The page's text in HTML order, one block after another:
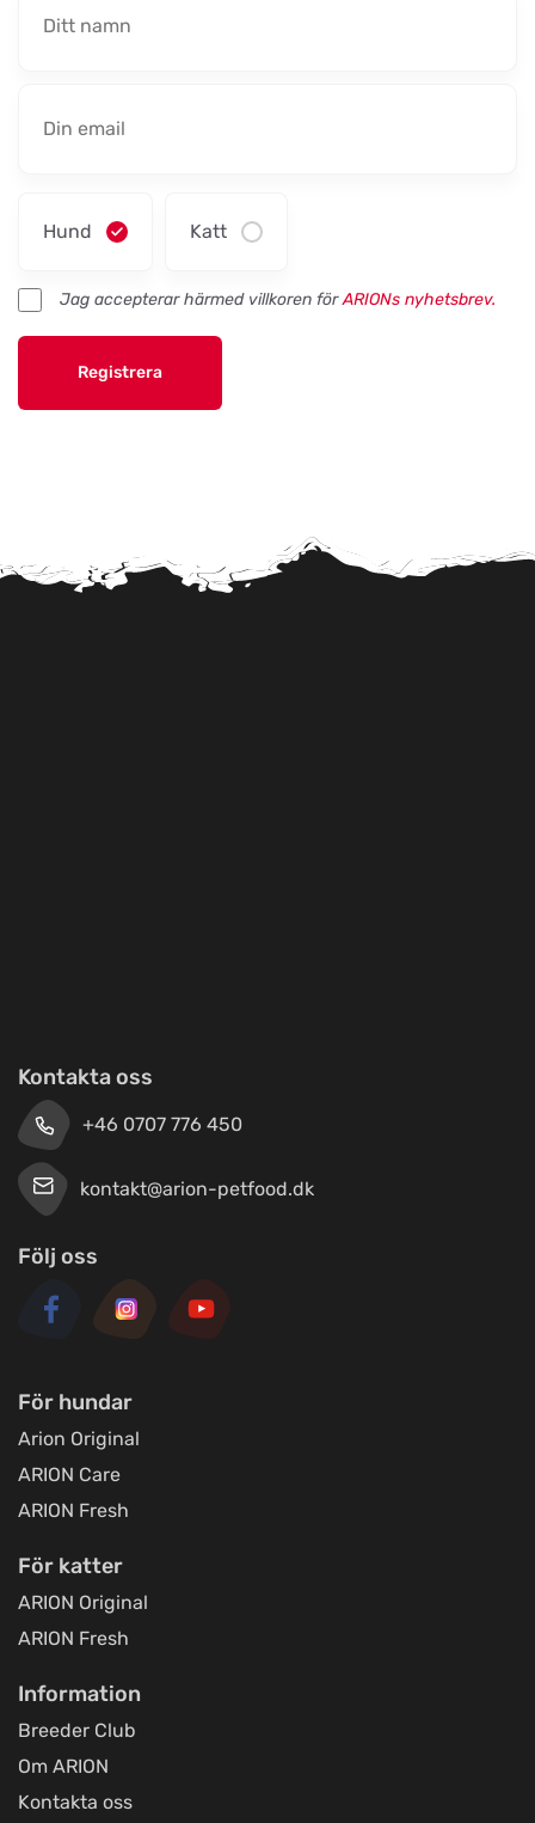
Hund Katt
Jag accepterar härmed villkoren förARIONs nyhetsbrev.
Registrera
Kontakta oss
+46 0707 776 450
kontakt@arion-petfood.dk
Följ oss
För hundar
Arion Original
ARION Care
ARION Fresh
För katter
ARION Original
ARION Fresh
Information
Breeder Club
Om ARION
Kontakta oss